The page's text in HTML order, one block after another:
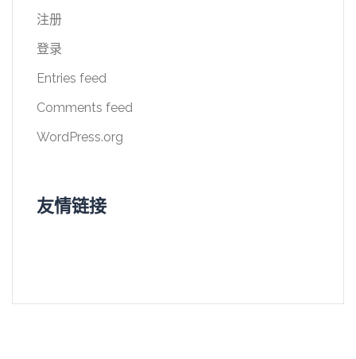
注册
登录
Entries feed
Comments feed
WordPress.org
友情链接